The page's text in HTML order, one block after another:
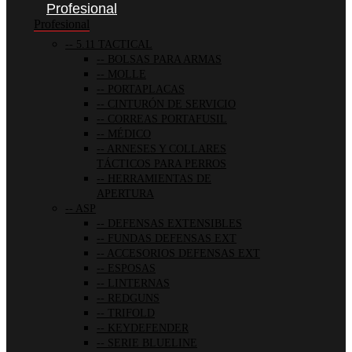
Profesional
Profesional
5.11 TACTICAL
BOLSAS PARA ARMAS
MOLLE
PORTAPLACAS
CINTURÓN DE SERVICIO
CORREAS PORTAFUSIL
MÉDICO
ARNESES Y COLLARES
TÁCTICOS PARA PERROS
HERRAMIENTAS DE
APERTURA
ASP
DEFENSAS EXTENSIBLES
FUNDAS DEFENSAS EXT
ACCESORIOS DEFENSAS EXT
ESPOSAS
LINTERNAS
REDGUNS
TRIFOLD
KEYDEFENDER
SERIE BLUELINE